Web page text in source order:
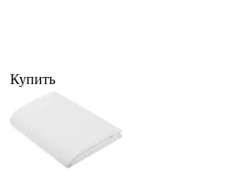
Купить